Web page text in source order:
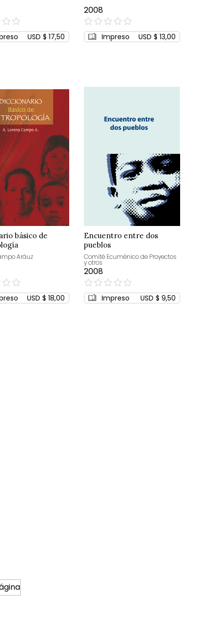
USD $ 17,50
2008
0%
Impreso USD $ 13,00
básico de
Aráuz
USD $ 18,00
Encuentro entre dos
pueblos
Comité Ecuménico de Proyectos
y otros
2008
0%
Impreso USD $ 9,50